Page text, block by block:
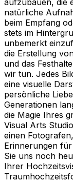
natürliche
beim Empfang
stets im
unbemerkt
die Erstellung
und das
wir tun. Jedes
eine visuelle
persönliche
Generationen
die Magie Ihres
Visual Arts
einen
Erinnerungen
Sie uns noch
Ihrer